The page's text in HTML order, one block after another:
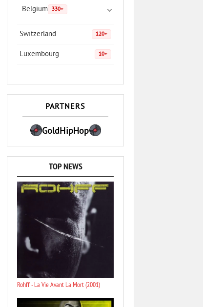
Belgium 330+
Switzerland 120+
Luxembourg 10+
PARTNERS
GoldHipHop
TOP NEWS
Rohff - La Vie Avant La Mort (2001)